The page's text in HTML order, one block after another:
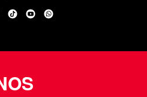
TikTokYouTubeWhatsApp